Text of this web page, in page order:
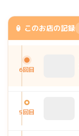
🏮 このお店の記録
6回目
5回目